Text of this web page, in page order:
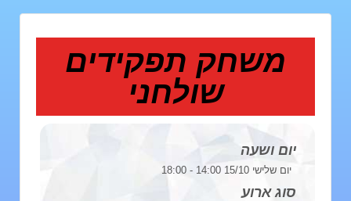
משחק תפקידים
שולחני
יום ושעה
יום שלישי 15/10 14:00 - 18:00
סוג ארוע